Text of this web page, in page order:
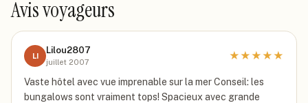
Avis voyageurs
LI
Lilou2807
juillet 2007
★★★★★
Vaste hôtel avec vue imprenable sur la mer Conseil: les
bungalows sont vraiment tops! Spacieux avec grande